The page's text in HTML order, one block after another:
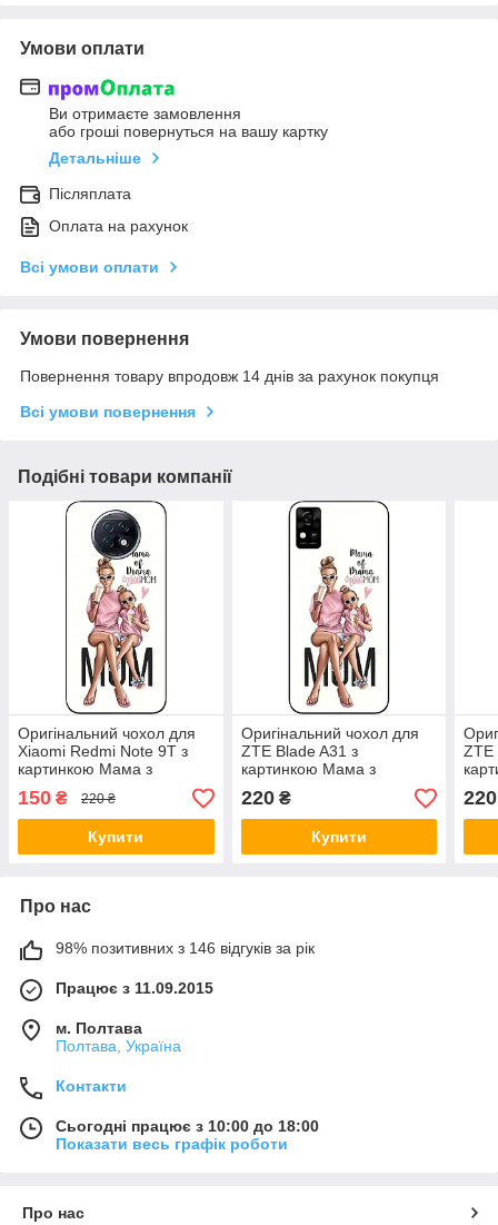
Умови оплати
Ви отримаєте замовлення
або гроші повернуться на вашу картку
Детальніше
Післяплата
Оплата на рахунок
Всі умови оплати
Умови повернення
Повернення товару впродовж 14 днів за рахунок покупця
Всі умови повернення
Подібні товари компанії
Оригінальний чохол для
Xiaomi Redmi Note 9T з
картинкою Мама з
донькою
150 ₴ 220 ₴
Купити
Оригінальний чохол для
ZTE Blade A31 з
картинкою Мама з
донькою
220₴
Купити
ZTE
220
Про нас
98% позитивних з 146 відгуків за рік
Працює з 11.09.2015
м. Полтава
Полтава, Україна
Контакти
Сьогодні працює з 10:00 до 18:00
Показати весь графік роботи
Про нас